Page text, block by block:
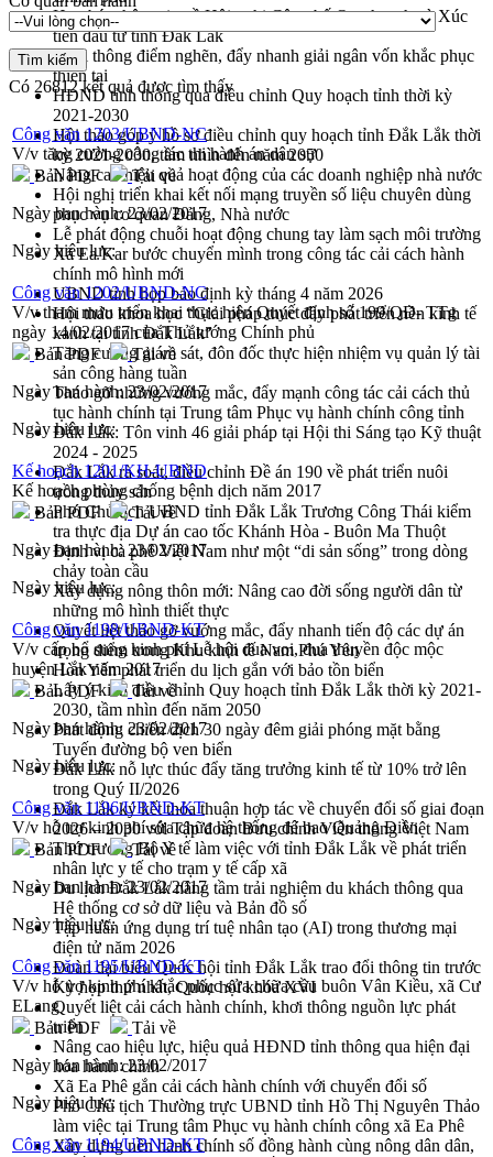
Họp báo thông tin về Hội nghị Công bố Quy hoạch và Xúc
tiến đầu tư tỉnh Đắk Lắk
Khơi thông điểm nghẽn, đẩy nhanh giải ngân vốn khắc phục
thiên tai
HĐND tỉnh thông qua điều chỉnh Quy hoạch tỉnh thời kỳ
2021-2030
Hội thảo góp ý hồ sơ điều chỉnh quy hoạch tỉnh Đắk Lắk thời
kỳ 2021-2030, tầm nhìn đến năm 2050
Nâng cao hiệu quả hoạt động của các doanh nghiệp nhà nước
Hội nghị triển khai kết nối mạng truyền số liệu chuyên dùng
phục vụ cơ quan Đảng, Nhà nước
Lễ phát động chuỗi hoạt động chung tay làm sạch môi trường
Xã Ea Kar bước chuyển mình trong công tác cải cách hành
chính mô hình mới
UBND tỉnh họp báo định kỳ tháng 4 năm 2026
Hội thảo khoa học “Giải pháp thúc đẩy phát triển nền kinh tế
xanh tại tỉnh Đắk Lắk”
Tăng cường giám sát, đôn đốc thực hiện nhiệm vụ quản lý tài
sản công hàng tuần
Tháo gỡ những vướng mắc, đẩy mạnh công tác cải cách thủ
tục hành chính tại Trung tâm Phục vụ hành chính công tỉnh
Đắk Lắk: Tôn vinh 46 giải pháp tại Hội thi Sáng tạo Kỹ thuật
2024 - 2025
Đắk Lắk rà soát, điều chỉnh Đề án 190 về phát triển nuôi
trồng thủy sản
Phó Chủ tịch UBND tỉnh Đắk Lắk Trương Công Thái kiểm
tra thực địa Dự án cao tốc Khánh Hòa - Buôn Ma Thuột
Định vị cà phê Việt Nam như một “di sản sống” trong dòng
chảy toàn cầu
Xây dựng nông thôn mới: Nâng cao đời sống người dân từ
những mô hình thiết thực
Quyết liệt tháo gỡ vướng mắc, đẩy nhanh tiến độ các dự án
trọng điểm trong Khu kinh tế Nam Phú Yên
Hòn Yến phát triển du lịch gắn với bảo tồn biển
Lấy ý kiến điều chỉnh Quy hoạch tỉnh Đắk Lắk thời kỳ 2021-
2030, tầm nhìn đến năm 2050
Phát động chiến dịch 30 ngày đêm giải phóng mặt bằng
Tuyến đường bộ ven biển
Đắk Lắk nỗ lực thúc đẩy tăng trưởng kinh tế từ 10% trở lên
trong Quý II/2026
Đắk Lắk ký kết thỏa thuận hợp tác về chuyển đổi số giai đoạn
2026 – 2030 với Tập đoàn Bưu chính Viễn thông Việt Nam
Thứ trưởng Bộ Y tế làm việc với tỉnh Đắk Lắk về phát triển
nhân lực y tế cho trạm y tế cấp xã
Du lịch Đắk Lắk nâng tầm trải nghiệm du khách thông qua
Hệ thống cơ sở dữ liệu và Bản đồ số
Tập huấn ứng dụng trí tuệ nhân tạo (AI) trong thương mại
điện tử năm 2026
Đoàn đại biểu Quốc hội tỉnh Đắk Lắk trao đổi thông tin trước
Kỳ họp thứ nhất, Quốc hội khóa XVI
Quyết liệt cải cách hành chính, khơi thông nguồn lực phát
triển
Nâng cao hiệu lực, hiệu quả HĐND tỉnh thông qua hiện đại
hóa hành chính
Xã Ea Phê gắn cải cách hành chính với chuyển đổi số
Phó Chủ tịch Thường trực UBND tỉnh Hồ Thị Nguyên Thảo
làm việc tại Trung tâm Phục vụ hành chính công xã Ea Phê
Xây dựng nền hành chính số đồng hành cùng nông dân dân,
Có 26812kết quả được tìm thấy
Công văn 1203/UBND-NC
V/v tăng cường công tác thi hành án dân sự
Bản PDF
Tải về
Ngày ban hành:23/02/2017
Ngày hiệu lực:
Công văn 1202/UBND-NC
V/v tham mưu triển khai thực hiện Quyết định số 199/QĐ- TTg
ngày 14/02/2017 của Thủ tướng Chính phủ
Bản PDF
Tải về
Ngày ban hành:23/02/2017
Ngày hiệu lực:
Kế hoạch 1201/KH-UBND
Kế hoạch phòng chống bệnh dịch năm 2017
Bản PDF
Tải về
Ngày ban hành:23/02/2017
Ngày hiệu lực:
Công văn 1198/UBND-KT
V/v cấp bổ sung kinh phí Lễ hội đua voi, đua thuyền độc mộc
huyện Lắk năm 2017
Bản PDF
Tải về
Ngày ban hành: 23/02/2017
Ngày hiệu lực:
Công văn 1196/UBND-KT
V/v hỗ trợ kinh phí sửa chữa hệ thống đê bao Quảng Điền
Bản PDF
Tải về
Ngày ban hành:23/02/2017
Ngày hiệu lực:
Công văn 1195/UBND-KT
V/v hỗ trợ kinh phí khắc phục sửa chữa cầu buôn Vân Kiều, xã Cư
ELang
Bản PDF
Tải về
Ngày ban hành:23/02/2017
Ngày hiệu lực:
Công văn 1194/UBND-KT